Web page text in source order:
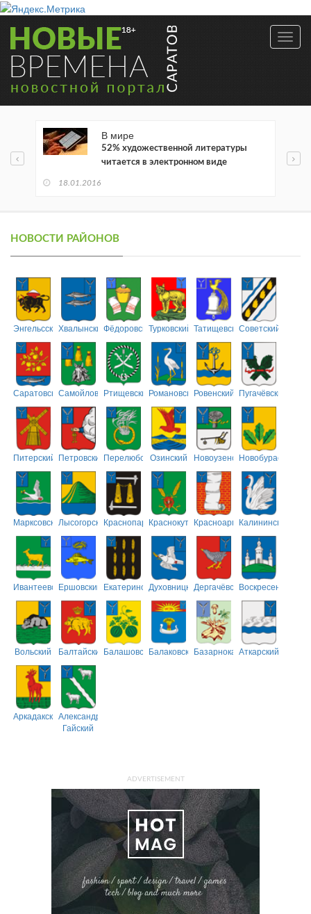
В мире
52% художественной литературы
читается в электронном виде
18.01.2016
НОВОСТИ РАЙОНОВ
ЭнгельсскийХвалынскийФёдоровскийТурковский ТатищевскийСоветский
СаратовскийСамойловскийРтищевскийРомановскийРовенский Пугачёвский
Питерский ПетровскийПерелюбскийОзинский НовоузенскийНовобурасский
МарксовскийЛысогорскийКраснопартизанский
КраснокутскийКрасноармейский
Калининский
ИвантеевскийЕршовский ЕкатериновскийДуховницкийДергачёвскийВоскресенский
Вольский БалтайскийБалашовскийБалаковскийБазарнокарабулакский
Аткарский
АркадакскийАлександрово-
Гайский
ADVERTISEMENT